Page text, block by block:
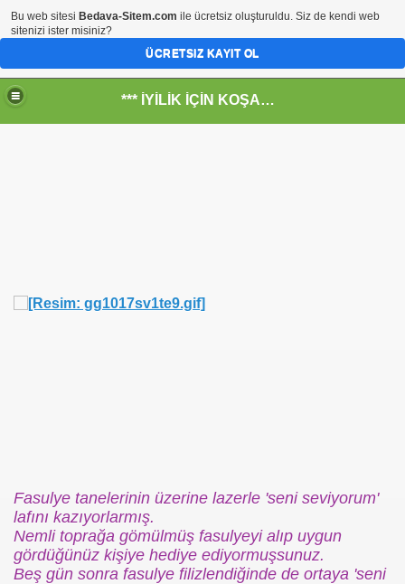
*** İYİLİK İÇİN KOŞANLARIN YERİ***
Fasulye tanelerinin üzerine lazerle 'seni seviyorum'
lafını kazıyorlarmış.
Nemli toprağa gömülmüş fasulyeyi alıp uygun
gördüğünüz kişiye hediye ediyormuşsunuz.
Beş gün sonra fasulye filizlendiğinde de ortaya 'seni
AS-DER.
Bu web sitesi Bedava-Sitem.com ile ücretsiz oluşturuldu. Siz de kendi web
sitenizi ister misiniz?
ÜCRETSIZ KAYIT OL